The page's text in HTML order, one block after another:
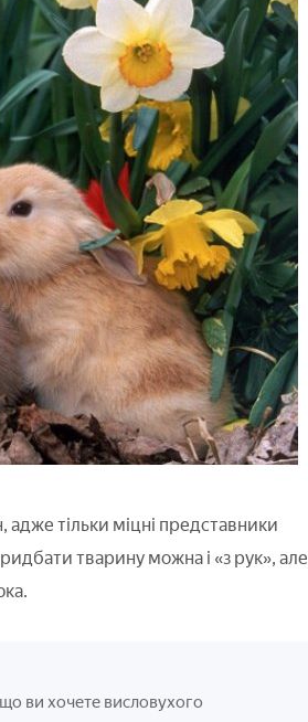
адже тільки міцні представники
тварину можна і «з рук», але
ви хочете висловухого